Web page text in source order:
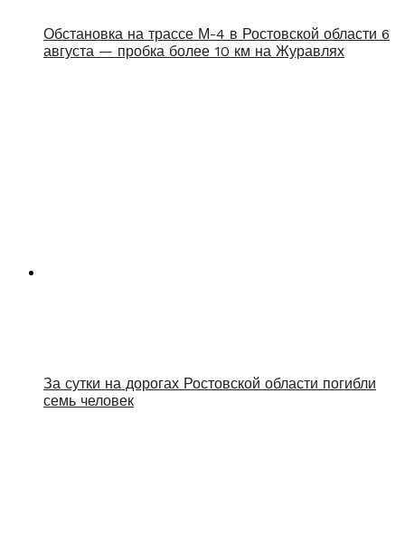
Обстановка на трассе М-4 в Ростовской области 6
августа — пробка более 10 км на Журавлях
За сутки на дорогах Ростовской области погибли
семь человек